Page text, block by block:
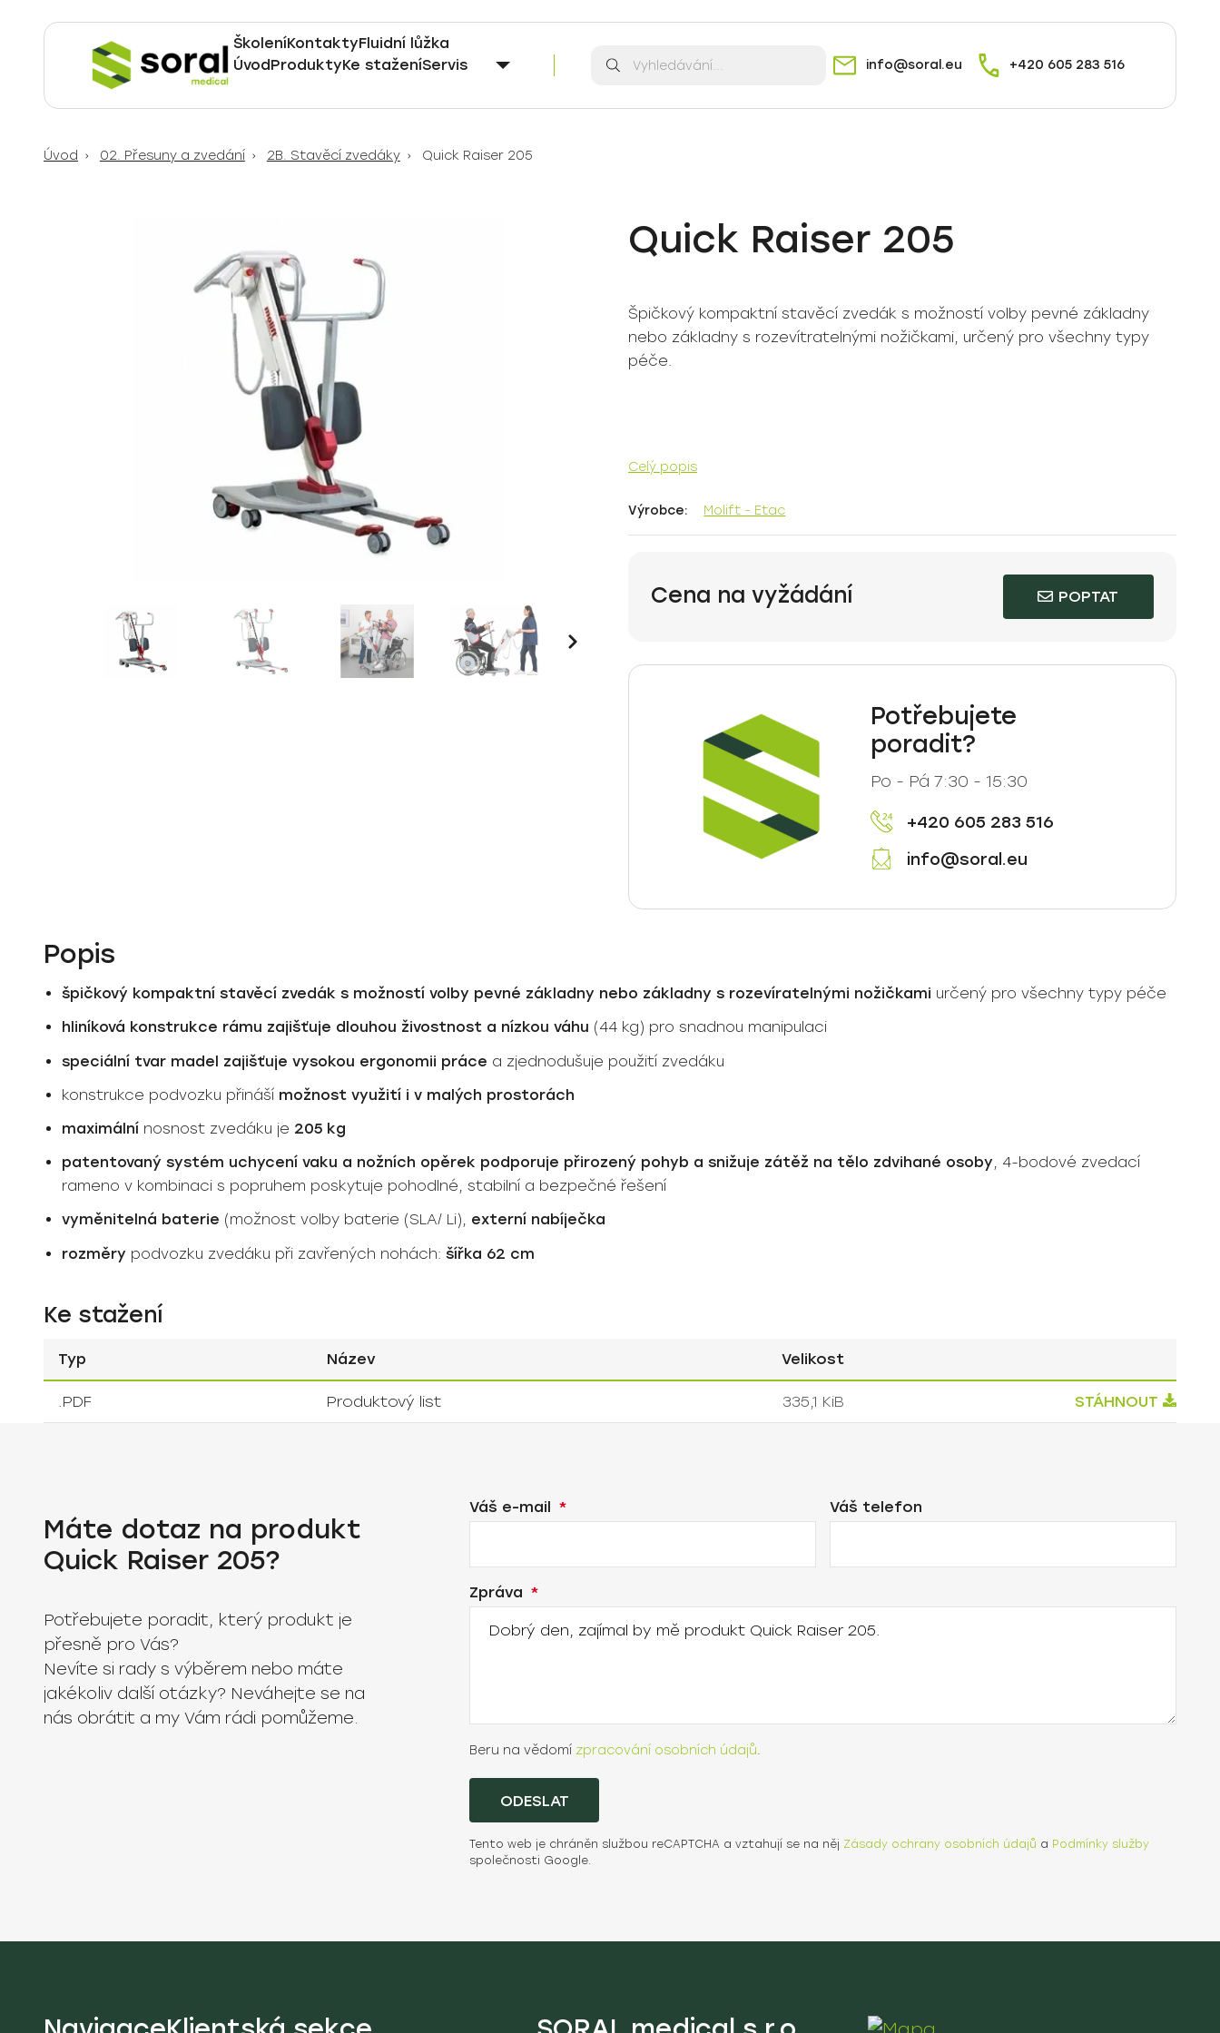
Specialisté
na
do
ÚvodProduktyKe staženíServis
ŠkoleníKontaktyFluidní lůžka
Vyhledávání info@soral.eu +420 605 283 516
Úvod 02. Přesuny a zvedání 2B. Stavěcí zvedáky Quick Raiser 205
Quick Raiser 205
Špičkový kompaktní stavěcí zvedák s možností volby pevné základny
nebo základny s rozevítratelnými nožičkami, určený pro všechny typy
péče.
Celý popis
Výrobce: Molift - Etac
Cena na vyžádání POPTAT
Potřebujete
poradit?
Po - Pá 7:30 - 15:30
+420 605 283 516
info@soral.eu
Popis
špičkový kompaktní stavěcí zvedák s možností volby pevné základny nebo základny s rozevíratelnými nožičkami určený pro všechny typy péče
hliníková konstrukce rámu zajišťuje dlouhou živostnost a nízkou váhu (44 kg) pro snadnou manipulaci
speciální tvar madel zajišťuje vysokou ergonomii práce a zjednodušuje použití zvedáku
konstrukce podvozku přináší možnost využití i v malých prostorách
maximální nosnost zvedáku je 205 kg
patentovaný systém uchycení vaku a nožních opěrek podporuje přirozený pohyb a snižuje zátěž na tělo zdvihané osoby, 4-bodové zvedací
rameno v kombinaci s popruhem poskytuje pohodlné, stabilní a bezpečné řešení
vyměnitelná baterie (možnost volby baterie (SLA/ Li), externí nabíječka
rozměry podvozku zvedáku při zavřených nohách: šířka 62 cm
Ke stažení
Typ Název Velikost
.PDF Produktový list 335,1 KiB
Máte dotaz na produkt
Quick Raiser 205?
Potřebujete poradit, který produkt je
přesně pro Vás?
Nevíte si rady s výběrem nebo máte
jakékoliv další otázky? Neváhejte se na
nás obrátit a my Vám rádi pomůžeme.
Váš e-mail Váš telefon
Zpráva
Beru na vědomí zpracování osobních údajů.
Tento web je chráněn službou reCAPTCHA a vztahují se na něj Zásady ochrany osobních údajů a Podmínky služby
společnosti Google.
ODESLAT